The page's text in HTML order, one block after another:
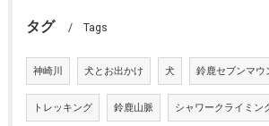
タグ Tags
神崎川 犬とお出かけ 犬 鈴鹿セブンマウ
トレッキング 鈴鹿山脈 シャワークライミン